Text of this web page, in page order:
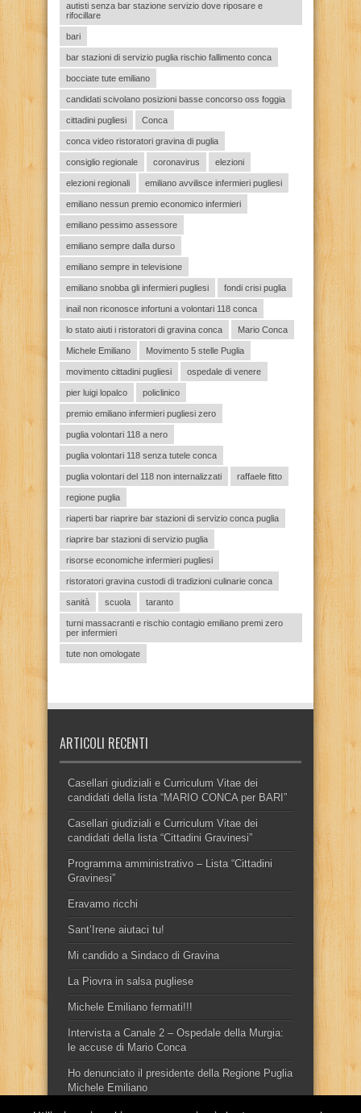
autisti senza bar stazione servizio dove riposare e
rifocillare
bari
bar stazioni di servizio puglia rischio fallimento conca
bocciate tute emiliano
candidati scivolano posizioni basse concorso oss foggia
cittadini pugliesi Conca
conca video ristoratori gravina di puglia
consiglio regionale coronavirus elezioni
elezioni regionali emiliano avvilisce infermieri pugliesi
emiliano nessun premio economico infermieri
emiliano pessimo assessore
emiliano sempre dalla durso
emiliano sempre in televisione
emiliano snobba gli infermieri pugliesi fondi crisi puglia
inail non riconosce infortuni a volontari 118 conca
lo stato aiuti i ristoratori di gravina conca Mario Conca
Michele Emiliano Movimento 5 stelle Puglia
movimento cittadini pugliesi ospedale di venere
pier luigi lopalco policlinico
premio emiliano infermieri pugliesi zero
puglia volontari 118 a nero
puglia volontari 118 senza tutele conca
puglia volontari del 118 non internalizzati raffaele fitto
regione puglia
riaperti bar riaprire bar stazioni di servizio conca puglia
riaprire bar stazioni di servizio puglia
risorse economiche infermieri pugliesi
ristoratori gravina custodi di tradizioni culinarie conca
sanità scuola taranto
turni massacranti e rischio contagio emiliano premi zero
per infermieri
tute non omologate
ARTICOLI RECENTI
Casellari giudiziali e Curriculum Vitae dei
candidati della lista “MARIO CONCA per BARI”
Casellari giudiziali e Curriculum Vitae dei
candidati della lista “Cittadini Gravinesi”
Programma amministrativo – Lista “Cittadini
Gravinesi”
Eravamo ricchi
Sant’Irene aiutaci tu!
Mi candido a Sindaco di Gravina
La Piovra in salsa pugliese
Michele Emiliano fermati!!!
Intervista a Canale 2 – Ospedale della Murgia:
le accuse di Mario Conca
Ho denunciato il presidente della Regione Puglia
Michele Emiliano